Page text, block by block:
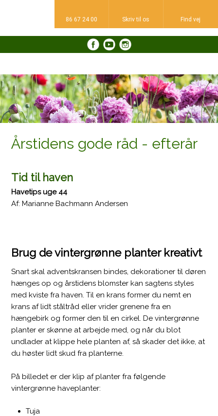
86 67 24 00 Skriv til os​ Find vej​
​
Årstidens ​gode råd - efterår
Tid til haven
Havetips uge 44
​Af: Marianne Bachmann Andersen
Brug de vintergrønne planter kreativt
Snart skal adventskransen bindes, dekorationer til døren
hænges op og årstidens blomster kan sagtens styles
med kviste fra haven. Til en krans former du nemt en
krans af lidt ståltråd eller vrider grenene fra en
hængebirk og former den til en cirkel. De vintergrønne
planter er skønne at arbejde med, og når du blot
undlader at klippe hele planten af, så skader det ikke, at
du høster lidt skud fra planterne.
På billedet er der klip af planter fra følgende
vintergrønne haveplanter:
​​Tuja